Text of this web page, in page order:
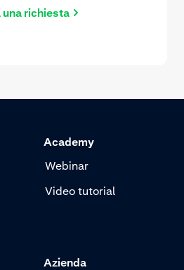
una richiesta
Academy
Webinar
Video tutorial
Azienda